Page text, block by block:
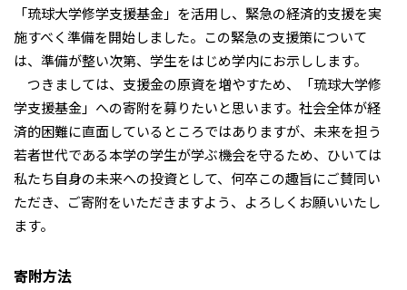
「琉球大学修学支援基金」を活用し、緊急の経済的支援を実
施すべく準備を開始しました。この緊急の支援策について
は、準備が整い次第、学生をはじめ学内にお示しします。
つきましては、支援金の原資を増やすため、「琉球大学修
学支援基金」への寄附を募りたいと思います。社会全体が経
済的困難に直面しているところではありますが、未来を担う
若者世代である本学の学生が学ぶ機会を守るため、ひいては
私たち自身の未来への投資として、何卒この趣旨にご賛同い
ただき、ご寄附をいただきますよう、よろしくお願いいたし
ます。
寄附方法